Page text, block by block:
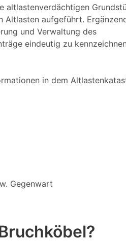
altlastenverdächtigen
Altlasten aufgeführt.
und Verwaltung des
eindeutig zu
in dem
Gegenwart